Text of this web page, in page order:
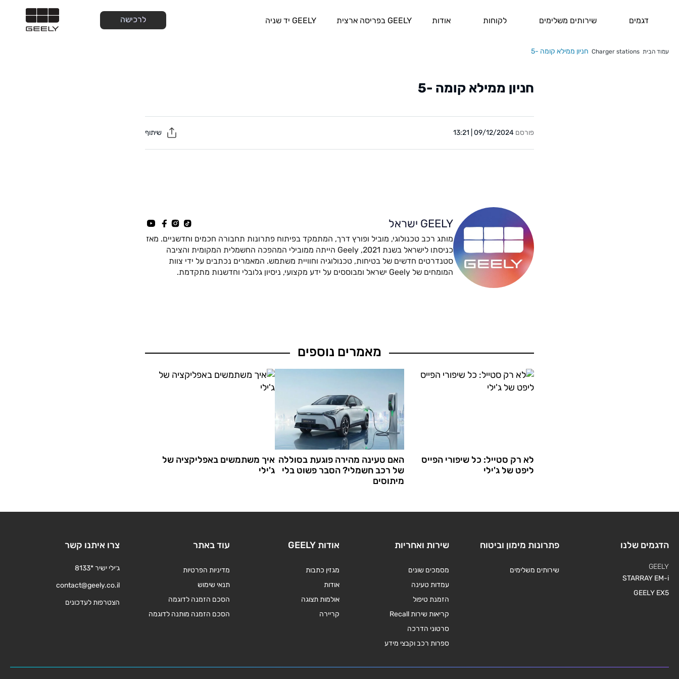
דגמים שירותים משלימים לקוחות אודות GEELY בפריסה ארצית GEELY יד שניה לרכישה
עמוד הבית Charger stations חניון ממילא קומה -5
חניון ממילא קומה -5
פורסם 09/12/2024 | 13:21
GEELY ישראל
מותג רכב טכנולוגי, מוביל ופורץ דרך, המתמקד בפיתוח פתרונות תחבורה חכמים וחדשניים. מאז
כניסתו לישראל בשנת 2021, Geely הייתה ממובילי המהפכה החשמלית המקומית והציבה
סטנדרטים חדשים של בטיחות, טכנולוגיה וחוויית משתמש. המאמרים נכתבים על ידי צוות
המומחים של Geely ישראל ומבוססים על ידע מקצועי, ניסיון גלובלי וחדשנות מתקדמת.
מאמרים נוספים
לא רק סטייל: כל שיפורי הפייס
ליפט של ג'ילי
האם טעינה מהירה פוגעת בסוללה
של רכב חשמלי? הסבר פשוט בלי
מיתוסים
איך משתמשים באפליקציה של
ג'ילי
הדגמים שלנו
GEELY
STARRAY EM-i
GEELY EX5
פתרונות מימון וביטוח
שירותים משלימים
שירות ואחריות
מסמכים שונים
עמדות טעינה
הזמנת טיפול
קריאות שירות Recall
סרטוני הדרכה
ספרות רכב וקבצי מידע
אודות GEELY
מגזין כתבות
אודות
אולמות תצוגה
קריירה
עוד באתר
מדיניות הפרטיות
תנאי שימוש
הסכם הזמנה לדוגמה
הסכם הזמנה מותנה לדוגמה
צרו איתנו קשר
ג׳ילי ישיר *8133
contact@geely.co.il
הצטרפות לעדכונים